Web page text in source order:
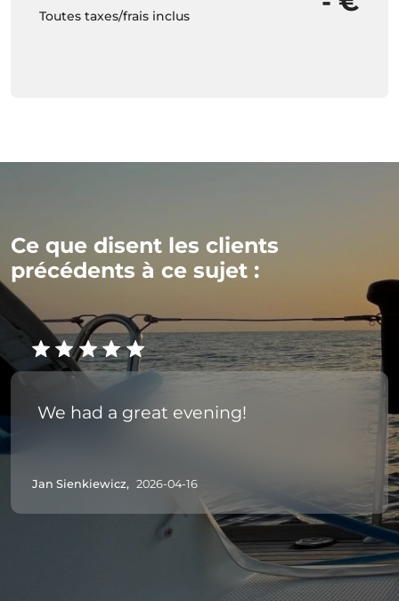
Toutes taxes/frais inclus
Ce que disent les clients
précédents à ce sujet :
We had a great evening!
Jan Sienkiewicz, 2026-04-16